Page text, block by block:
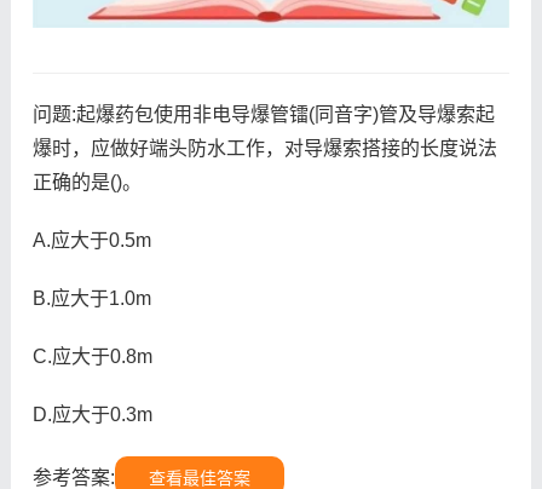
问题:起爆药包使用非电导爆管镭(同音字)管及导爆索起
爆时，应做好端头防水工作，对导爆索搭接的长度说法
正确的是()。
A.应大于0.5m
B.应大于1.0m
C.应大于0.8m
D.应大于0.3m
参考答案: 查看最佳答案